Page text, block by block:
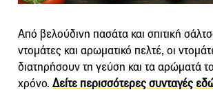
Από βελούδινη πασάτα και σπιτική
ντομάτες και αρωματικό πελτέ, οι
διατηρήσουν τη γεύση και τα αρώματά
χρόνο. Δείτε περισσότερες συνταγές